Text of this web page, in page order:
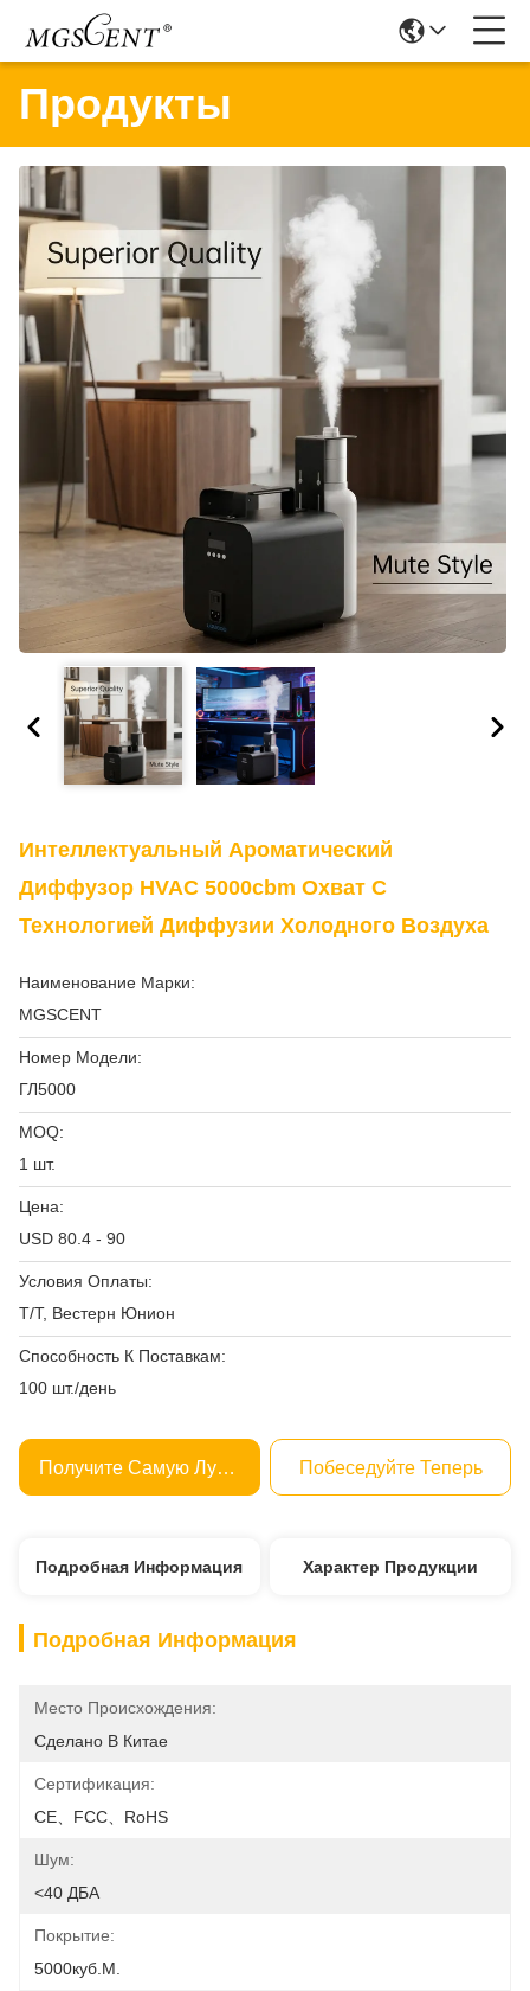
Продукты
Интеллектуальный Ароматический
Диффузор HVAC 5000cbm Охват С
Технологией Диффузии Холодного Воздуха
Наименование Марки:
MGSCENT
Номер Модели:
ГЛ5000
MOQ:
1 шт.
Цена:
USD 80.4 - 90
Условия Оплаты:
Т/Т, Вестерн Юнион
Способность К Поставкам:
100 шт./день
Получите Самую Лучшую Цену Побеседуйте Теперь
Подробная Информация Характер Продукции
Подробная Информация
Место Происхождения:
Сделано В Китае
Сертификация:
CE、FCC、RoHS
Шум:
<40 ДБА
Покрытие:
5000куб.м.